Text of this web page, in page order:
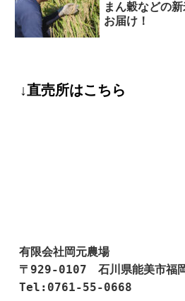
まん穀などの
お届け！
↓直売所はこちら
有限会社岡元農場
〒929-0107　石川県能美市福
Tel:0761-55-0668